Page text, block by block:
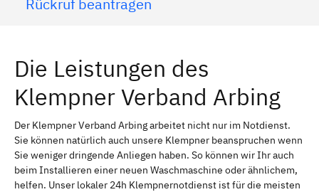
Die Leistungen des
Klempner Verband Arbing
Der Klempner Verband Arbing arbeitet nicht nur im Notdienst.
Sie können natürlich auch unsere Klempner beanspruchen wenn
Sie weniger dringende Anliegen haben. So können wir Ihr auch
beim Installieren einer neuen Waschmaschine oder ähnlichem,
helfen. Unser lokaler 24h Klempnernotdienst ist für die meisten